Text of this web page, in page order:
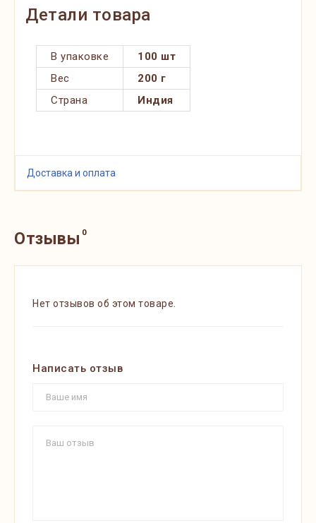
Детали товара
В упаковке
100 шт
Вес
200 г
Страна
Индия
Доставка и оплата
Отзывы 0
Нет отзывов об этом товаре.
Написать отзыв